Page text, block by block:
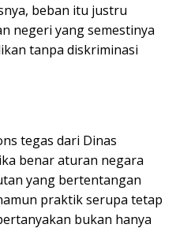
beban itu justru
negeri yang semestinya
tanpa diskriminasi
tegas dari Dinas
benar aturan negara
yang bertentangan
praktik serupa tetap
bukan hanya